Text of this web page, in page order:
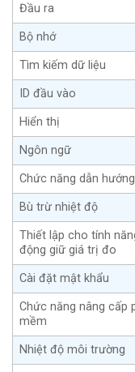
Đầu ra
Bộ nhớ
Tìm kiếm dữ liệu
ID đầu vào
Hiển thị
Ngôn ngữ
Chức năng dẫn hướng
Bù trừ nhiệt độ
Thiết lập cho tính
động giữ giá trị đo
Cài đặt mật khẩu
Chức năng nâng cấp
mềm
Nhiệt độ môi trường